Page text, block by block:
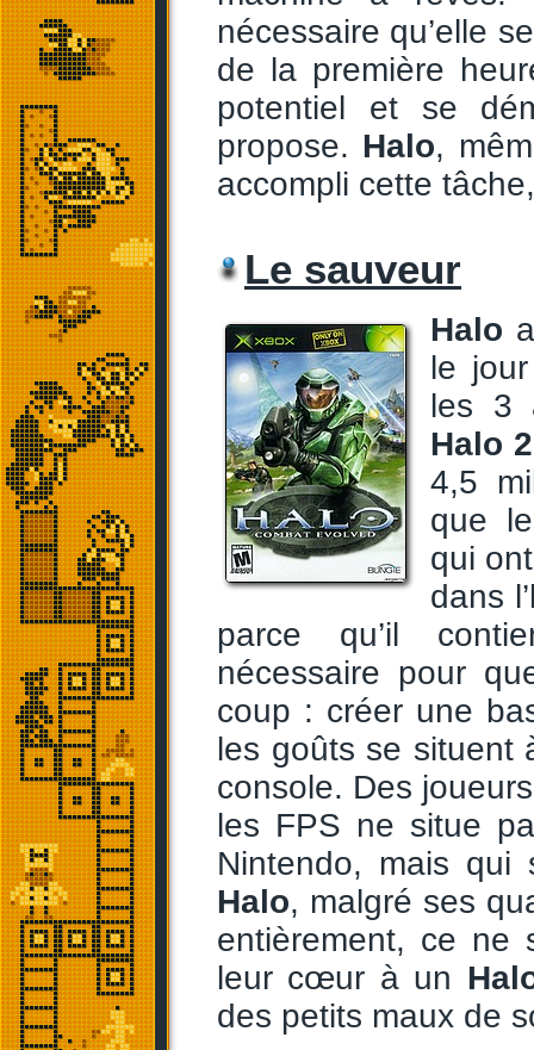
nécessaire qu’elle
de la première
potentiel et se
propose. Halo,
accompli cette
Le sauveur
Halo
le
les 3
Halo 2
4,5
que
qui
dans
parce qu’il
nécessaire pour
coup : créer une
les goûts se situent
console. Des
les FPS ne situe
Nintendo, mais
Halo, malgré ses
entièrement, ce ne
leur cœur à un
des petits maux de